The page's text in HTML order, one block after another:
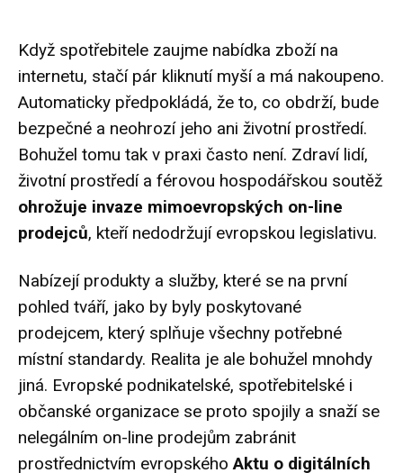
Když spotřebitele zaujme nabídka zboží na
internetu, stačí pár kliknutí myší a má nakoupeno.
Automaticky předpokládá, že to, co obdrží, bude
bezpečné a neohrozí jeho ani životní prostředí.
Bohužel tomu tak v praxi často není. Zdraví lidí,
životní prostředí a férovou hospodářskou soutěž
ohrožuje invaze mimoevropských on-line
prodejců, kteří nedodržují evropskou legislativu.
Nabízejí produkty a služby, které se na první
pohled tváří, jako by byly poskytované
prodejcem, který splňuje všechny potřebné
místní standardy. Realita je ale bohužel mnohdy
jiná. Evropské podnikatelské, spotřebitelské i
občanské organizace se proto spojily a snaží se
nelegálním on-line prodejům zabránit
prostřednictvím evropskéhoAktu o digitálních